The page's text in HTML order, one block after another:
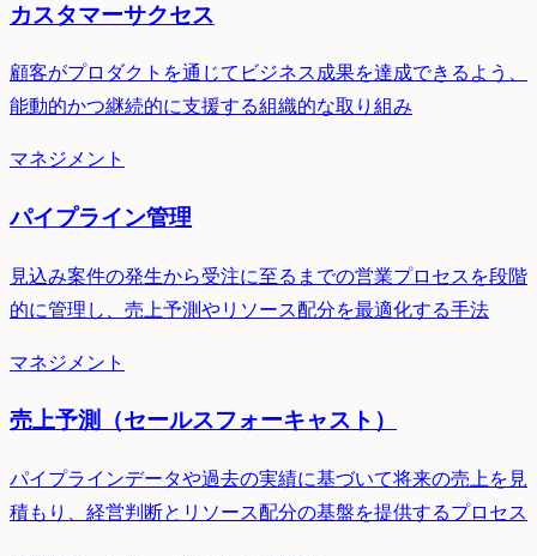
カスタマーサクセス
顧客がプロダクトを通じてビジネス成果を達成できるよう、
能動的かつ継続的に支援する組織的な取り組み
マネジメント
パイプライン管理
見込み案件の発生から受注に至るまでの営業プロセスを段階
的に管理し、売上予測やリソース配分を最適化する手法
マネジメント
売上予測（セールスフォーキャスト）
パイプラインデータや過去の実績に基づいて将来の売上を見
積もり、経営判断とリソース配分の基盤を提供するプロセス